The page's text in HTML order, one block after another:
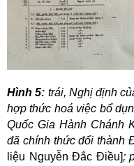
Hình 5: trái, Nghị định
hợp thức hoá việc bổ
Quốc Gia Hành Chánh
đã chính thức đổi thành
liệu Nguyễn Đắc Điều];